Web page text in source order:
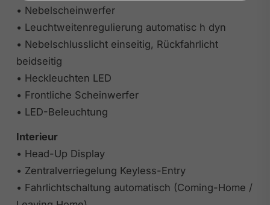
• Nebelscheinwerfer
• Leuchtweitenregulierung automatisc h dyn
• Nebelschlusslicht einseitig, Rückfahrlicht
beidseitig
• Heckleuchten LED
• Frontliche Scheinwerfer
• LED-Beleuchtung
Interieur
• Head-Up Display
• Zentralverriegelung Keyless-Entry
• Fahrlichtschaltung automatisch (Coming-Home /